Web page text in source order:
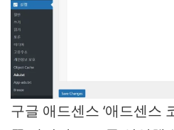
구글 애드센스 ‘애드센스